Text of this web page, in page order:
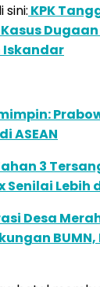
sini: KPK
Iskandar
ASEAN
3
Senilai Lebih
Desa